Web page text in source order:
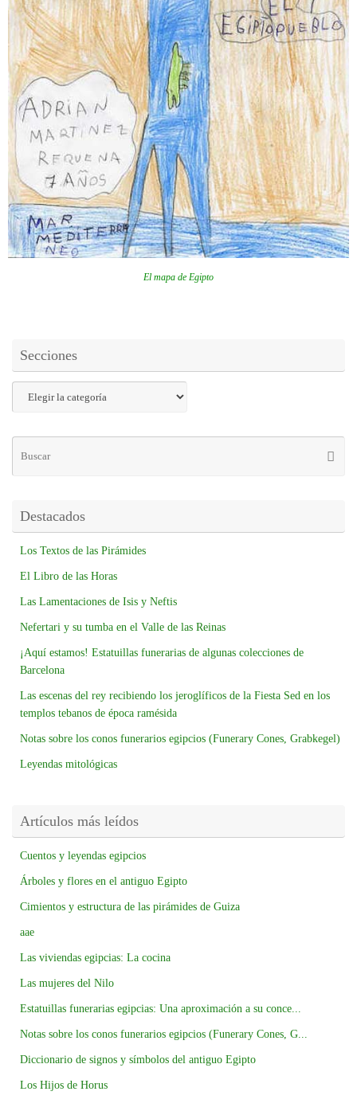
El mapa de Egipto
Secciones
Destacados
Los Textos de las Pirámides
El Libro de las Horas
Las Lamentaciones de Isis y Neftis
Nefertari y su tumba en el Valle de las Reinas
¡Aquí estamos! Estatuillas funerarias de algunas colecciones de
Barcelona
Las escenas del rey recibiendo los jeroglíficos de la Fiesta Sed en los
templos tebanos de época ramésida
Notas sobre los conos funerarios egipcios (Funerary Cones, Grabkegel)
Leyendas mitológicas
Artículos más leídos
Cuentos y leyendas egipcios
Árboles y flores en el antiguo Egipto
Cimientos y estructura de las pirámides de Guiza
aae
Las viviendas egipcias: La cocina
Las mujeres del Nilo
Estatuillas funerarias egipcias: Una aproximación a su conce...
Notas sobre los conos funerarios egipcios (Funerary Cones, G...
Diccionario de signos y símbolos del antiguo Egipto
Los Hijos de Horus